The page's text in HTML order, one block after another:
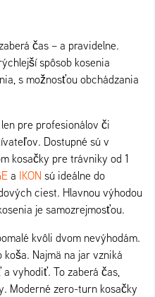
čas – a pravidelne.
spôsob kosenia
s možnosťou obchádzania
pre profesionálov či
Dostupné sú v
kosačky pre trávniky od 1
a IKON sú ideálne do
ciest. Hlavnou výhodou
je samozrejmosťou.
kvôli dvom nevýhodám.
Najmä na jar vzniká
vyhodiť. To zaberá čas,
Moderné zero-turn kosačky